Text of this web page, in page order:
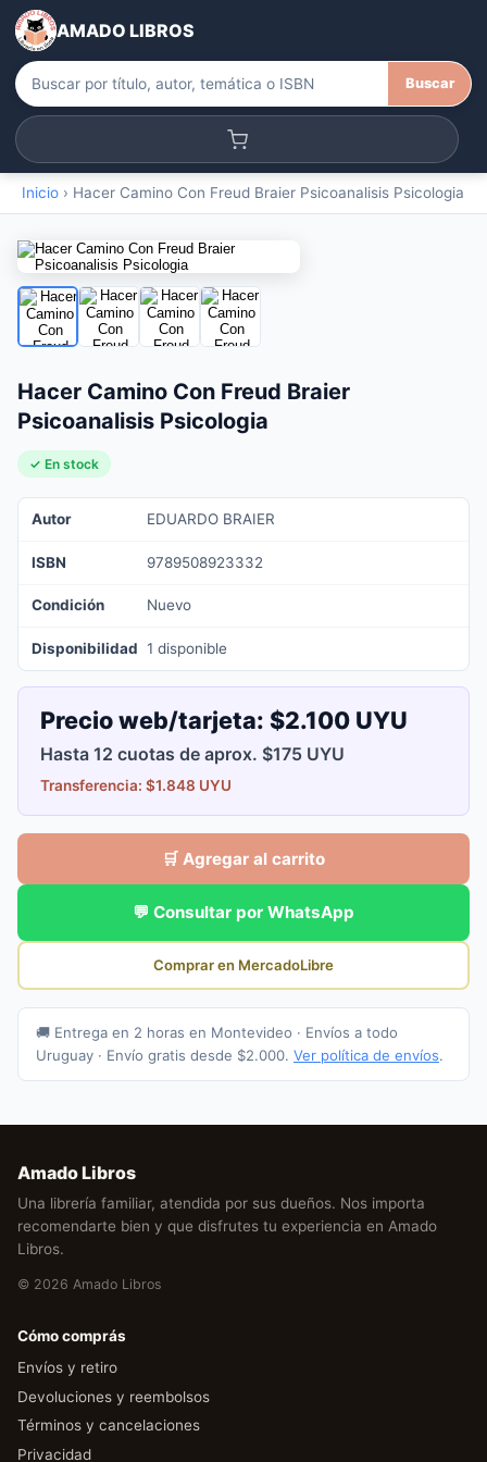
AMADO LIBROS
Buscar
Inicio › Hacer Camino Con Freud Braier Psicoanalisis Psicologia
Hacer Camino Con Freud Braier
Psicoanalisis Psicologia
✓ En stock
Autor EDUARDO BRAIER
ISBN 9789508923332
Condición Nuevo
Disponibilidad 1 disponible
Precio web/tarjeta: $2.100 UYU
Hasta 12 cuotas de aprox. $175 UYU
Transferencia: $1.848 UYU
🛒 Agregar al carrito
💬 Consultar por WhatsApp
Comprar en MercadoLibre
🚚 Entrega en 2 horas en Montevideo · Envíos a todo
Uruguay · Envío gratis desde $2.000. Ver política de envíos.
Amado Libros
Una librería familiar, atendida por sus dueños. Nos importa
recomendarte bien y que disfrutes tu experiencia en Amado
Libros.
© 2026 Amado Libros
Cómo comprás
Envíos y retiro
Devoluciones y reembolsos
Términos y cancelaciones
Privacidad